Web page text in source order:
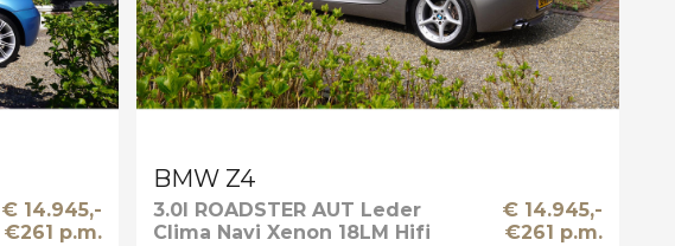
€ 14.945,-
€261 p.m.
BMW Z4
3.0I ROADSTER AUT Leder
Clima Navi Xenon 18LM Hifi
€ 14.945,-
€261 p.m.